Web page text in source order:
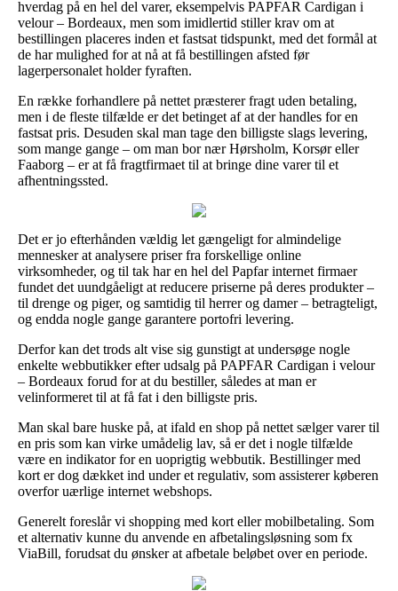
hverdag på en hel del varer, eksempelvis PAPFAR Cardigan i
velour – Bordeaux, men som imidlertid stiller krav om at
bestillingen placeres inden et fastsat tidspunkt, med det formål at
de har mulighed for at nå at få bestillingen afsted før
lagerpersonalet holder fyraften.
En række forhandlere på nettet præsterer fragt uden betaling,
men i de fleste tilfælde er det betinget af at der handles for en
fastsat pris. Desuden skal man tage den billigste slags levering,
som mange gange – om man bor nær Hørsholm, Korsør eller
Faaborg – er at få fragtfirmaet til at bringe dine varer til et
afhentningssted.
Det er jo efterhånden vældig let gængeligt for almindelige
mennesker at analysere priser fra forskellige online
virksomheder, og til tak har en hel del Papfar internet firmaer
fundet det uundgåeligt at reducere priserne på deres produkter –
til drenge og piger, og samtidig til herrer og damer – betragteligt,
og endda nogle gange garantere portofri levering.
Derfor kan det trods alt vise sig gunstigt at undersøge nogle
enkelte webbutikker efter udsalg på PAPFAR Cardigan i velour
– Bordeaux forud for at du bestiller, således at man er
velinformeret til at få fat i den billigste pris.
Man skal bare huske på, at ifald en shop på nettet sælger varer til
en pris som kan virke umådelig lav, så er det i nogle tilfælde
være en indikator for en uoprigtig webbutik. Bestillinger med
kort er dog dækket ind under et regulativ, som assisterer køberen
overfor uærlige internet webshops.
Generelt foreslår vi shopping med kort eller mobilbetaling. Som
et alternativ kunne du anvende en afbetalingsløsning som fx
ViaBill, forudsat du ønsker at afbetale beløbet over en periode.